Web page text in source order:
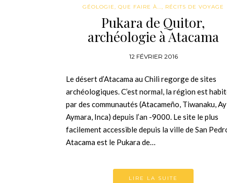
GÉOLOGIE
QUE FAIRE À... RÉCITS DE VOYAGE
Pukara de Quitor,
archéologie à Atacama
12 FÉVRIER 2016
Le désert d’Atacama au Chili regorge de sites
archéologiques. C’est normal, la région est
par des communautés (Atacameño, Tiwanaku,
Aymara, Inca) depuis l’an -9000. Le site le plus
facilement accessible depuis la ville de San
Atacama est le Pukara de…
LIRE LA SUITE